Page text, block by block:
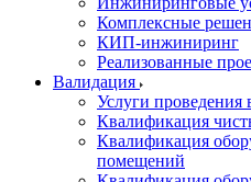
Комплексные
КИП-инжиниринг
Реализованные
Валидация
Услуги проведения
Квалификация
Квалификация
помещений